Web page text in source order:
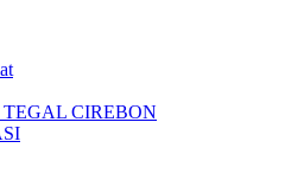
TEGAL CIREBON